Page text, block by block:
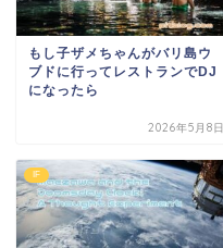
もし子ザメちゃんがバリ島ウ
ブドに行ってレストランでDJ
になったら
2026年5月8日
IF